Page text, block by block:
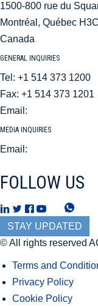
1500-800 rue du
Montréal, Québec
Canada
GENERAL INQUIRIES
Tel: +1 514 373 1200
Fax: +1 514 373 1201
Email:
MEDIA INQUIRIES
Email:
FOLLOW US
T
h
r
h
a
STAY UPDATED
© All rights reserved
Terms and
Privacy Policy
Cookie Policy